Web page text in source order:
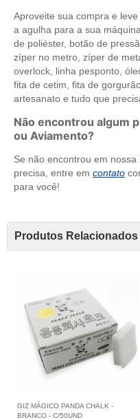
Aproveite sua compra e
a agulha para a sua
de poliéster, botão de
zíper no metro, zíper de
overlock, linha pesponto,
fita de cetim, fita de
artesanato e tudo que
Não encontrou algum
ou Aviamento?
Se não encontrou em
precisa, entre em contato
para você!
Produtos Relacionados
GIZ MÁGICO PANDA CHALK -
BRANCO - C/50UND